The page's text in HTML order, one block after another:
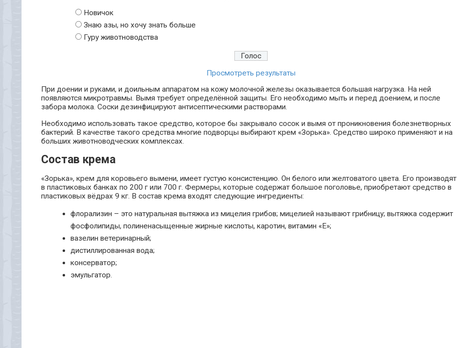
Новичок
Знаю азы, но хочу знать больше
Гуру животноводства
Просмотреть результаты
При доении и руками, и доильным аппаратом на кожу молочной железы оказывается большая нагрузка. На ней
появляются микротравмы. Вымя требует определённой защиты. Его необходимо мыть и перед доением, и после
забора молока. Соски дезинфицируют антисептическими растворами.
Необходимо использовать такое средство, которое бы закрывало сосок и вымя от проникновения болезнетворных
бактерий. В качестве такого средства многие подворцы выбирают крем «Зорька». Средство широко применяют и на
больших животноводческих комплексах.
Состав крема
«Зорька», крем для коровьего вымени, имеет густую консистенцию. Он белого или желтоватого цвета. Его производят
в пластиковых банках по 200 г или 700 г. Фермеры, которые содержат большое поголовье, приобретают средство в
пластиковых вёдрах 9 кг. В состав крема входят следующие ингредиенты:
флорализин – это натуральная вытяжка из мицелия грибов; мицелией называют грибницу; вытяжка содержит
фосфолипиды, полиненасыщенные жирные кислоты, каротин, витамин «Е»;
вазелин ветеринарный;
дистиллированная вода;
консерватор;
эмульгатор.